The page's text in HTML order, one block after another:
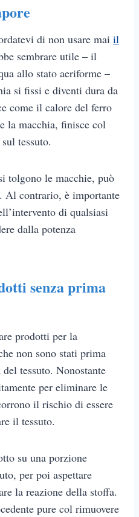
di non usare mai il
sembrare utile – il
allo stato aeriforme –
si fissi e diventi dura da
come il calore del ferro
la macchia, finisce col
tessuto.
tolgono le macchie, può
Al contrario, è importante
di qualsiasi
dalla potenza
senza prima
prodotti per la
non sono stati prima
tessuto. Nonostante
per eliminare le
il rischio di essere
il tessuto.
su una porzione
per poi aspettare
la reazione della stoffa.
pure col rimuovere